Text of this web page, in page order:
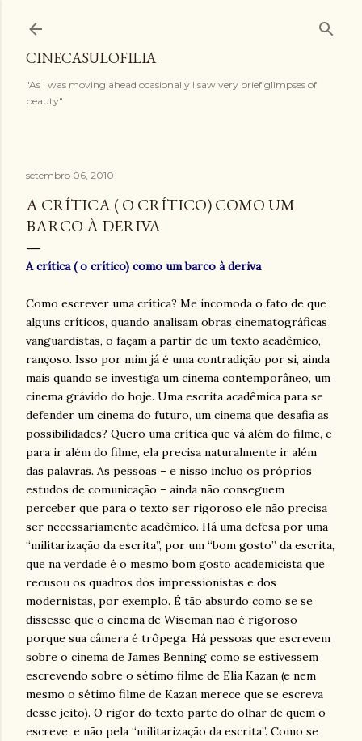
CINECASULOFILIA
"As I was moving ahead ocasionally I saw very brief glimpses of
beauty"
setembro 06, 2010
A CRÍTICA ( O CRÍTICO) COMO UM
BARCO À DERIVA
A crítica ( o crítico) como um barco à deriva
Como escrever uma crítica? Me incomoda o fato de que
alguns críticos, quando analisam obras cinematográficas
vanguardistas, o façam a partir de um texto acadêmico,
rançoso. Isso por mim já é uma contradição por si, ainda
mais quando se investiga um cinema contemporâneo, um
cinema grávido do hoje. Uma escrita acadêmica para se
defender um cinema do futuro, um cinema que desafia as
possibilidades? Quero uma crítica que vá além do filme, e
para ir além do filme, ela precisa naturalmente ir além
das palavras. As pessoas – e nisso incluo os próprios
estudos de comunicação – ainda não conseguem
perceber que para o texto ser rigoroso ele não precisa
ser necessariamente acadêmico. Há uma defesa por uma
“militarização da escrita”, por um “bom gosto” da escrita,
que na verdade é o mesmo bom gosto academicista que
recusou os quadros dos impressionistas e dos
modernistas, por exemplo. É tão absurdo como se se
dissesse que o cinema de Wiseman não é rigoroso
porque sua câmera é trôpega. Há pessoas que escrevem
sobre o cinema de James Benning como se estivessem
escrevendo sobre o sétimo filme de Elia Kazan (e nem
mesmo o sétimo filme de Kazan merece que se escreva
desse jeito). O rigor do texto parte do olhar de quem o
escreve, e não pela “militarização da escrita”. Como se